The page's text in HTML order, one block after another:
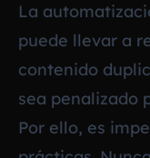
La
puede llevar a
contenido
sea penalizado
Por ello, es